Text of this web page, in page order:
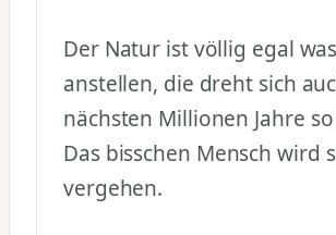
Der Natur ist völlig egal
anstellen, die dreht sich
nächsten Millionen Jahre
Das bisschen Mensch wird
vergehen.